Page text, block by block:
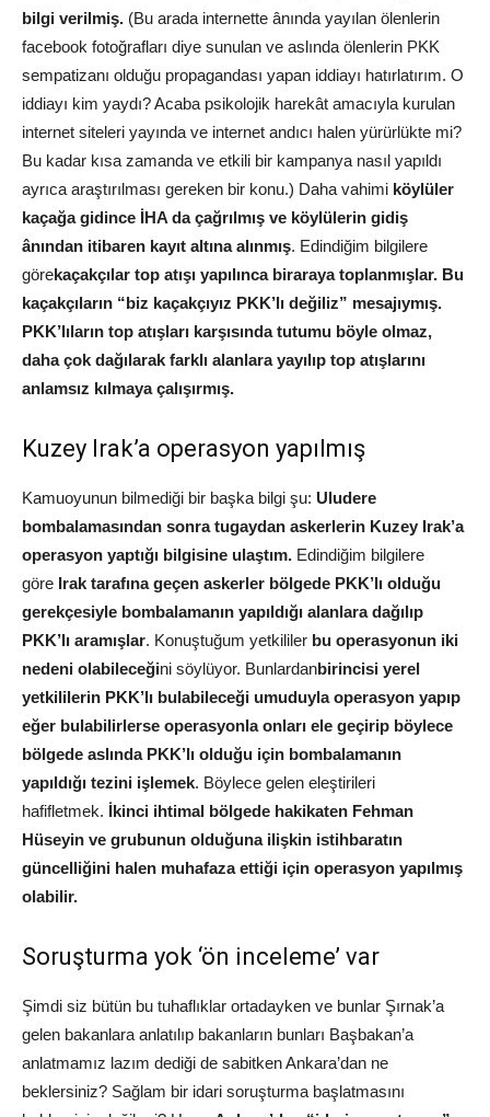
bilgi verilmiş. (Bu arada internette ânında yayılan ölenlerin
facebook fotoğrafları diye sunulan ve aslında ölenlerin PKK
sempatizanı olduğu propagandası yapan iddiayı hatırlatırım. O
iddiayı kim yaydı? Acaba psikolojik harekât amacıyla kurulan
internet siteleri yayında ve internet andıcı halen yürürlükte mi?
Bu kadar kısa zamanda ve etkili bir kampanya nasıl yapıldı
ayrıca araştırılması gereken bir konu.) Daha vahimi köylüler
kaçağa gidince İHA da çağrılmış ve köylülerin gidiş
ânından itibaren kayıt altına alınmış. Edindiğim bilgilere
görekaçakçılar top atışı yapılınca biraraya toplanmışlar. Bu
kaçakçıların “biz kaçakçıyız PKK’lı değiliz” mesajıymış.
PKK’lıların top atışları karşısında tutumu böyle olmaz,
daha çok dağılarak farklı alanlara yayılıp top atışlarını
anlamsız kılmaya çalışırmış.
Kuzey Irak’a operasyon yapılmış
Kamuoyunun bilmediği bir başka bilgi şu: Uludere
bombalamasından sonra tugaydan askerlerin Kuzey Irak’a
operasyon yaptığı bilgisine ulaştım. Edindiğim bilgilere
göre Irak tarafına geçen askerler bölgede PKK’lı olduğu
gerekçesiyle bombalamanın yapıldığı alanlara dağılıp
PKK’lı aramışlar. Konuştuğum yetkililer bu operasyonun iki
nedeni olabileceğini söylüyor. Bunlardanbirincisi yerel
yetkililerin PKK’lı bulabileceği umuduyla operasyon yapıp
eğer bulabilirlerse operasyonla onları ele geçirip böylece
bölgede aslında PKK’lı olduğu için bombalamanın
yapıldığı tezini işlemek. Böylece gelen eleştirileri
hafifletmek. İkinci ihtimal bölgede hakikaten Fehman
Hüseyin ve grubunun olduğuna ilişkin istihbaratın
güncelliğini halen muhafaza ettiği için operasyon yapılmış
olabilir.
Soruşturma yok ‘ön inceleme’ var
Şimdi siz bütün bu tuhaflıklar ortadayken ve bunlar Şırnak’a
gelen bakanlara anlatılıp bakanların bunları Başbakan’a
anlatmamız lazım dediği de sabitken Ankara’dan ne
beklersiniz? Sağlam bir idari soruşturma başlatmasını